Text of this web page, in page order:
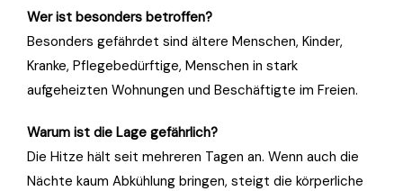
Wer ist besonders betroffen?
Besonders gefährdet sind ältere Menschen, Kinder,
Kranke, Pflegebedürftige, Menschen in stark
aufgeheizten Wohnungen und Beschäftigte im Freien.
Warum ist die Lage gefährlich?
Die Hitze hält seit mehreren Tagen an. Wenn auch die
Nächte kaum Abkühlung bringen, steigt die körperliche